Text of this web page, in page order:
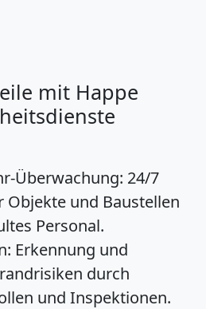
mit Happe
Überwachung: 24/7
und Baustellen
Personal.
Erkennung und
durch
und Inspektionen.